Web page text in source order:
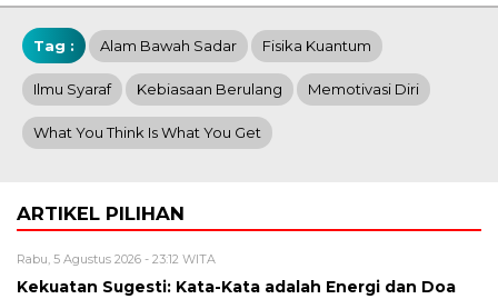
Tag : Alam Bawah Sadar Fisika Kuantum
Ilmu Syaraf Kebiasaan Berulang Memotivasi Diri
What You Think Is What You Get
ARTIKEL PILIHAN
Rabu, 5 Agustus 2026 - 23:12 WITA
Kekuatan Sugesti: Kata-Kata adalah Energi dan Doa